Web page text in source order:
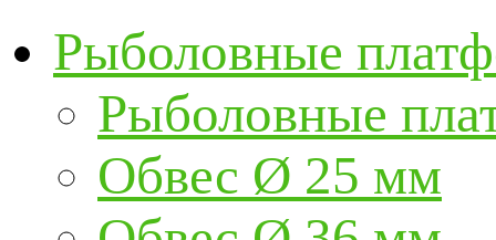
Рыболовные
Рыболовные
Обвес Ø 25 мм